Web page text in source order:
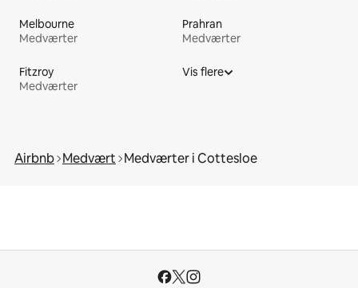
Melbourne
Medværter
Prahran
Medværter
Fitzroy
Medværter
Vis flere
Airbnb Medvært Medværter i Cottesloe